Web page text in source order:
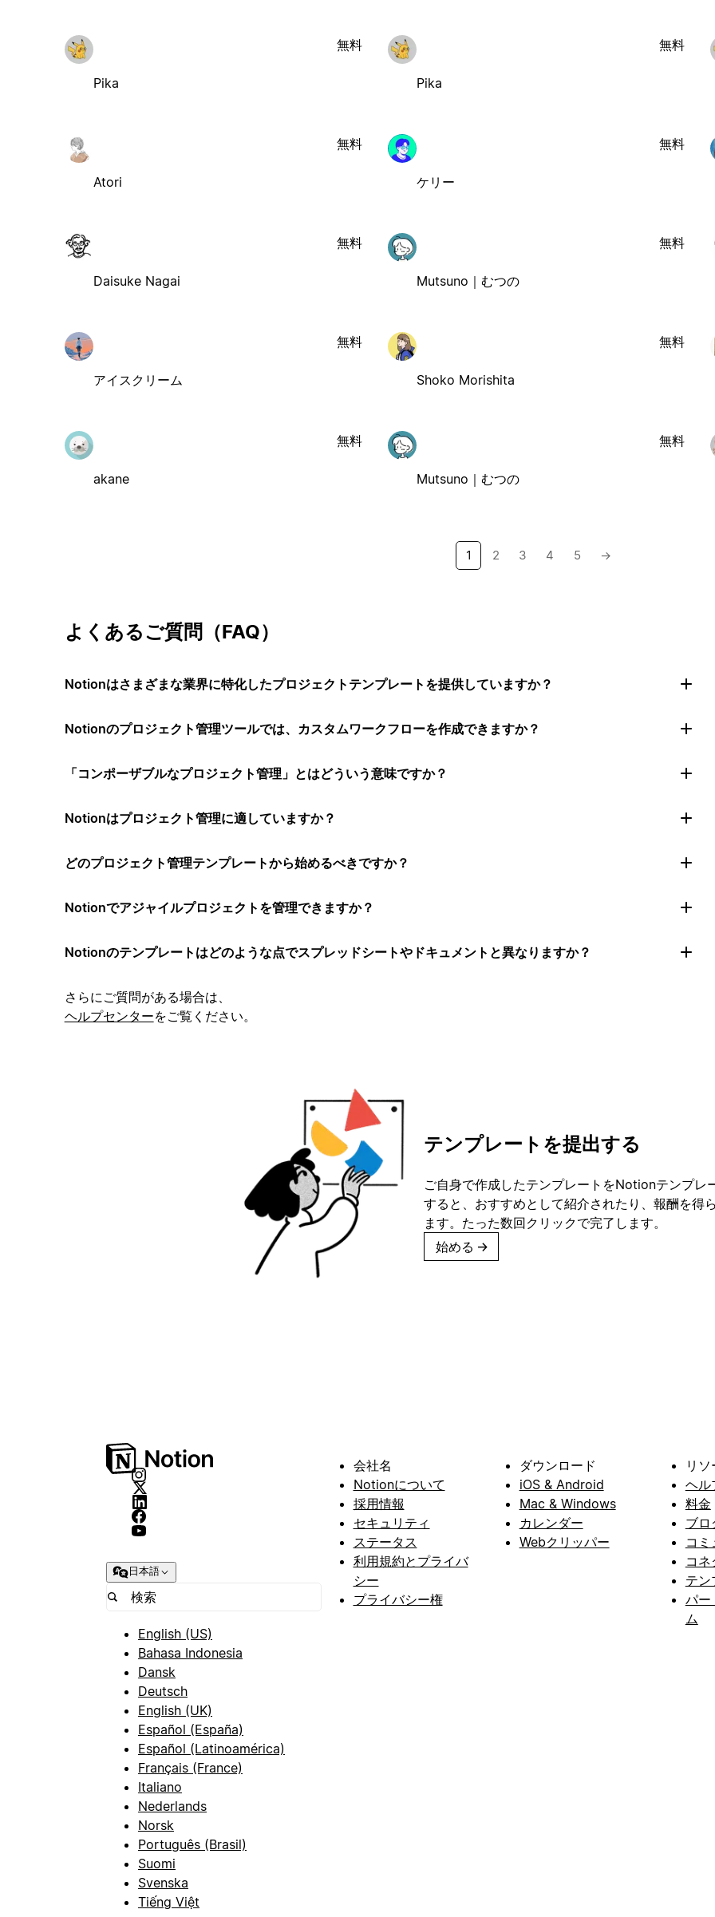
Pika
無料
Pika
無料
Atori
無料
ケリー
無料
Daisuke Nagai
無料
Mutsuno｜むつの
無料
アイスクリーム
無料
Shoko Morishita
無料
akane
無料
Mutsuno｜むつの
無料
1 2 3 4 5 →
よくあるご質問（FAQ）
Notionはさまざまな業界に特化したプロジェクトテンプレートを提供していますか？
Notionのプロジェクト管理ツールでは、カスタムワークフローを作成できますか？
「コンポーザブルなプロジェクト管理」とはどういう意味ですか？
Notionはプロジェクト管理に適していますか？
どのプロジェクト管理テンプレートから始めるべきですか？
Notionでアジャイルプロジェクトを管理できますか？
Notionのテンプレートはどのような点でスプレッドシートやドキュメントと異なりますか？
さらにご質問がある場合は、
ヘルプセンターをご覧ください。
テンプレートを提出する
ご自身で作成したテンプレートをNotionテンプレ
すると、おすすめとして紹介されたり、報酬を得
ます。たった数回クリックで完了します。
始める →
日本語
English (US)
Bahasa Indonesia
Dansk
Deutsch
English (UK)
Español (España)
Español (Latinoamérica)
Français (France)
Italiano
Nederlands
Norsk
Português (Brasil)
Suomi
Svenska
Tiếng Việt
会社名
Notionについて
採用情報
セキュリティ
ステータス
利用規約とプライバ
シー
プライバシー権
ダウンロード
iOS & Android
Mac & Windows
カレンダー
Webクリッパー
リソ
ヘル
料金
ブロ
コミ
コネ
テン
パー
ム